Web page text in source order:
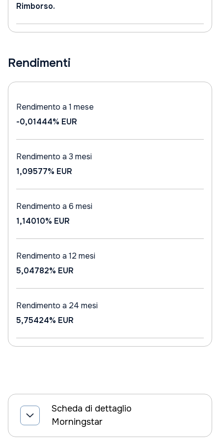
Rimborso.
Rendimenti
Rendimento a 1 mese
-0,01444% EUR
Rendimento a 3 mesi
1,09577% EUR
Rendimento a 6 mesi
1,14010% EUR
Rendimento a 12 mesi
5,04782% EUR
Rendimento a 24 mesi
5,75424% EUR
Scheda di dettaglio
Morningstar